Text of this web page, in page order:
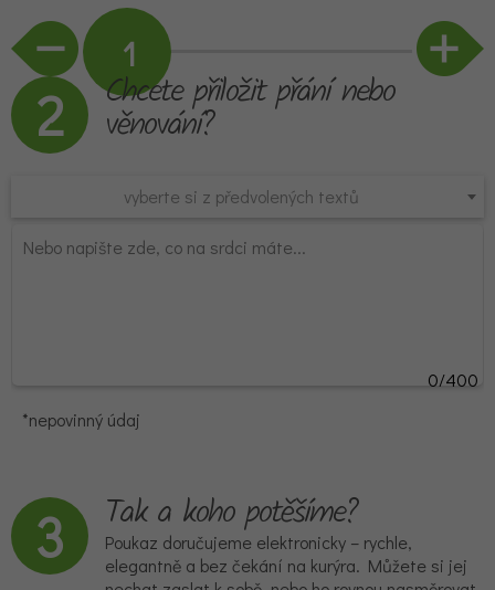
2 Chcete přiložit přání nebo
věnování?
vyberte si z předvolených textů
0/400
*nepovinný údaj
3 Tak a koho potěšíme?
Poukaz doručujeme elektronicky – rychle,
elegantně a bez čekání na kurýra. Můžete si jej